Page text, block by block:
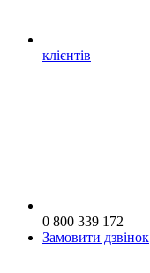
клієнтів
0 800 339 172
Замовити дзвінок